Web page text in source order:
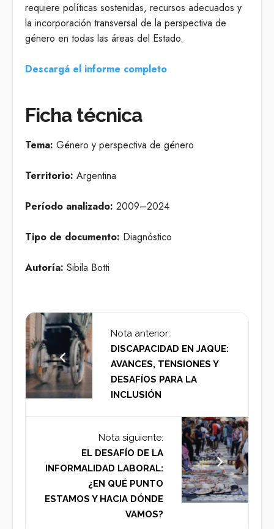
requiere políticas sostenidas, recursos adecuados y
la incorporación transversal de la perspectiva de
género en todas las áreas del Estado.
Descargá el informe completo
Ficha técnica
Tema: Género y perspectiva de género
Territorio: Argentina
Período analizado: 2009–2024
Tipo de documento: Diagnóstico
Autoría: Sibila Botti
Nota anterior:
DISCAPACIDAD EN JAQUE:
AVANCES, TENSIONES Y
DESAFÍOS PARA LA
INCLUSIÓN
Nota siguiente:
EL DESAFÍO DE LA
INFORMALIDAD LABORAL:
¿EN QUÉ PUNTO
ESTAMOS Y HACIA DÓNDE
VAMOS?